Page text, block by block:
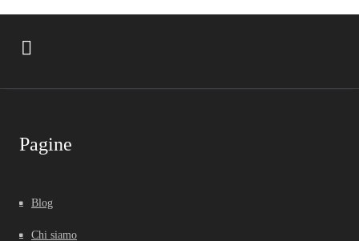
Pagine
Blog
Chi siamo